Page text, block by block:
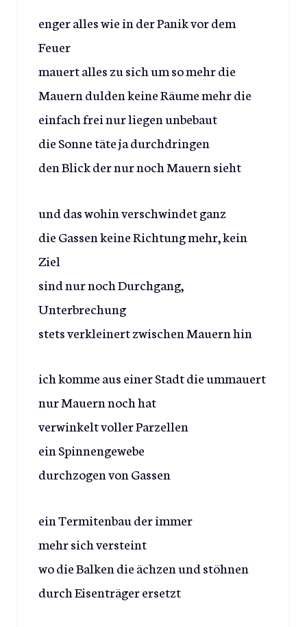
enger alles wie in der Panik vor dem
Feuer
mauert alles zu sich um so mehr die
Mauern dulden keine Räume mehr die
einfach frei nur liegen unbebaut
die Sonne täte ja durchdringen
den Blick der nur noch Mauern sieht
und das wohin verschwindet ganz
die Gassen keine Richtung mehr, kein
Ziel
sind nur noch Durchgang,
Unterbrechung
stets verkleinert zwischen Mauern hin
ich komme aus einer Stadt die ummauert
nur Mauern noch hat
verwinkelt voller Parzellen
ein Spinnengewebe
durchzogen von Gassen
ein Termitenbau der immer
mehr sich versteint
wo die Balken die ächzen und stöhnen
durch Eisenträger ersetzt